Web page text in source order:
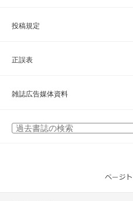
投稿規定
正誤表
雑誌広告媒体資料